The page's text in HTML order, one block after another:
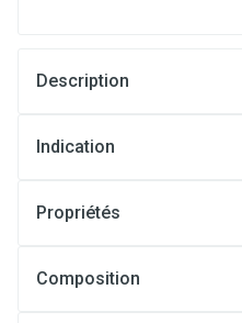
Description
Indication
Propriétés
Composition